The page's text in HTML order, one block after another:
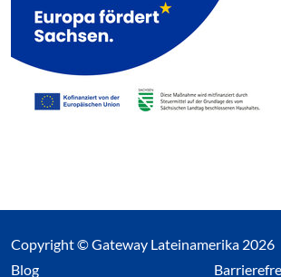
Copyright © Gateway Lateinamerika 2026
Blog(Link öffnet einen neuen Tab)